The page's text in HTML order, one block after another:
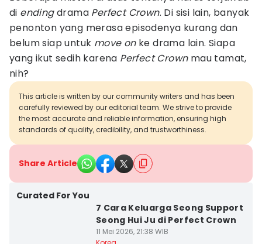
di endingdrama Perfect Crown. Di sisi lain, banyak
penonton yang merasa episodenya kurang dan
belum siap untuk move onke drama lain. Siapa
yang ikut sedih karena Perfect Crownmau tamat,
nih?
This article is written by our community writers and has been
carefully reviewed by our editorial team. We strive to provide
the most accurate and reliable information, ensuring high
standards of quality, credibility, and trustworthiness.
Share Article
Curated For You
7 Cara Keluarga Seong Support
Seong Hui Ju di Perfect Crown
11 Mei 2026, 21:38 WIB